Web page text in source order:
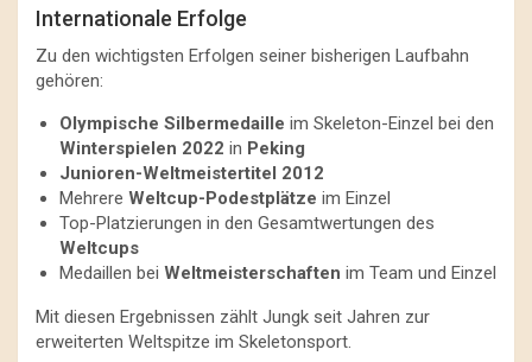
Internationale Erfolge
Zu den wichtigsten Erfolgen seiner bisherigen Laufbahn
gehören:
Olympische Silbermedaille im Skeleton-Einzel bei den
Winterspielen 2022 in Peking
Junioren-Weltmeistertitel 2012
Mehrere Weltcup-Podestplätze im Einzel
Top-Platzierungen in den Gesamtwertungen des
Weltcups
Medaillen bei Weltmeisterschaften im Team und Einzel
Mit diesen Ergebnissen zählt Jungk seit Jahren zur
erweiterten Weltspitze im Skeletonsport.